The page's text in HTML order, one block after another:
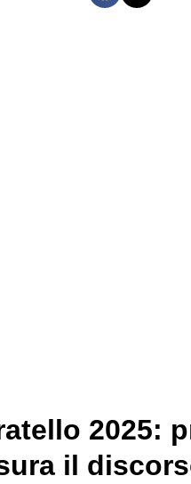
2025:
il